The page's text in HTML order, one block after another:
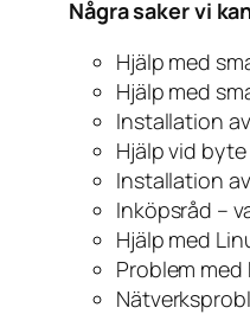
Några saker vi
Hjälp med
Hjälp med
Installation
Hjälp vid
Installation
Inköpsråd –
Hjälp med
Problem